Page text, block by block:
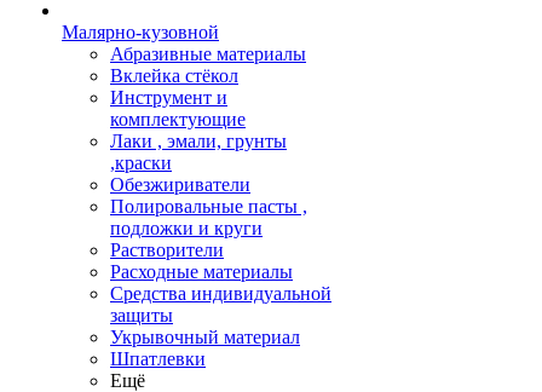
Малярно-кузовной
Абразивные материалы
Вклейка стёкол
Инструмент и
комплектующие
Лаки , эмали, грунты
,краски
Обезжириватели
Полировальные пасты ,
подложки и круги
Растворители
Расходные материалы
Средства индивидуальной
защиты
Укрывочный материал
Шпатлевки
Ещё